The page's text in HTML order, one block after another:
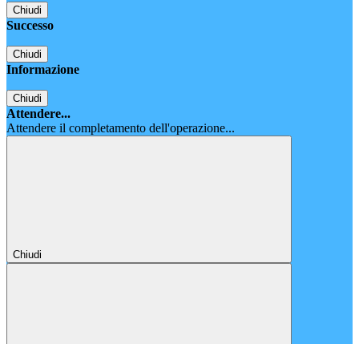
Chiudi
Successo
Chiudi
Informazione
Chiudi
Attendere...
Attendere il completamento dell'operazione...
Chiudi